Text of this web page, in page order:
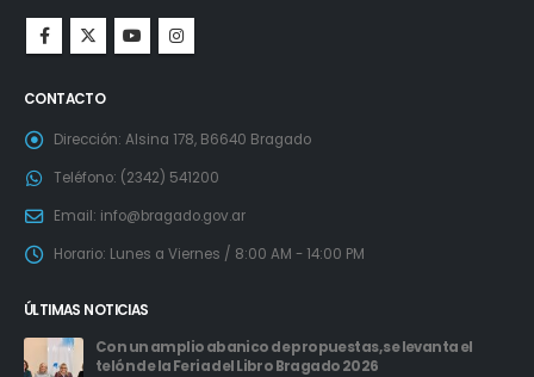
CONTACTO
Dirección: Alsina 178, B6640 Bragado
Teléfono: (2342) 541200
Email: info@bragado.gov.ar
Horario: Lunes a Viernes / 8:00 AM - 14:00 PM
ÚLTIMAS NOTICIAS
Con un amplio abanico de propuestas, se levanta el
telón de la Feria del Libro Bragado 2026